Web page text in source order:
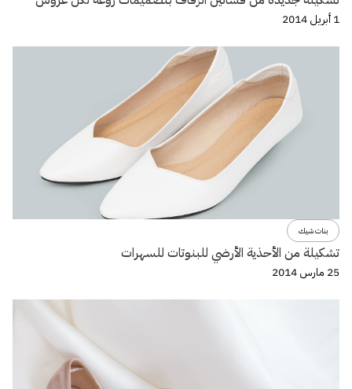
1 أبريل 2014
بنات شيك
تشكيلة من الأحذية الأرضي للبنوتات للسهرات
25 مارس 2014